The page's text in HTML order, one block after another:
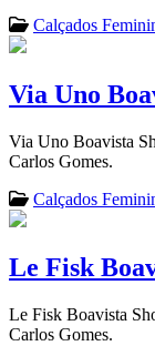
Calçados
Via Uno
Via Uno Boavista
Carlos Gomes.
Calçados
Le Fisk
Le Fisk Boavista
Carlos Gomes.